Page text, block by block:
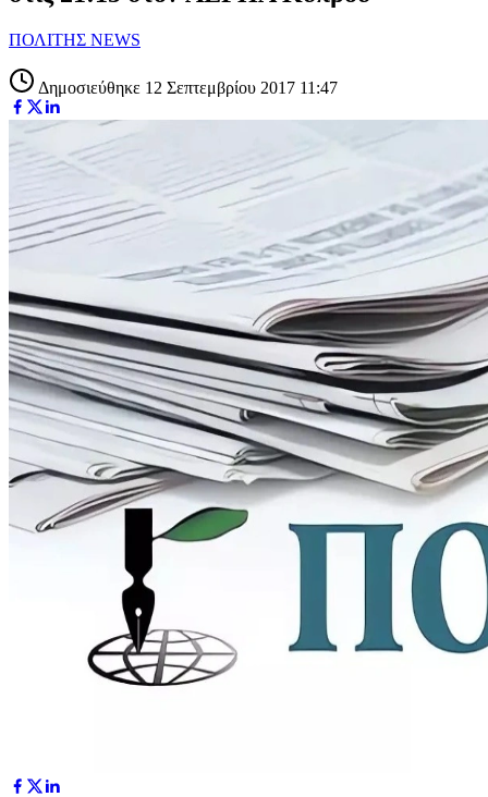
ΠΟΛΙΤΗΣ NEWS
Δημοσιεύθηκε 12 Σεπτεμβρίου 2017 11:47